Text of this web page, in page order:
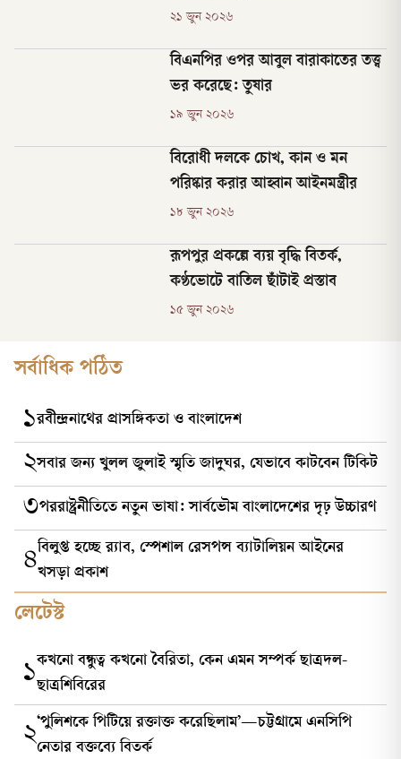
২১ জুন ২০২৬
বিএনপির ওপর আবুল বারাকাতের তত্ত্ব
ভর করেছে: তুষার
১৯ জুন ২০২৬
বিরোধী দলকে চোখ, কান ও মন
পরিষ্কার করার আহ্বান আইনমন্ত্রীর
১৮ জুন ২০২৬
রূপপুর প্রকল্পে ব্যয় বৃদ্ধি বিতর্ক,
কণ্ঠভোটে বাতিল ছাঁটাই প্রস্তাব
১৫ জুন ২০২৬
সর্বাধিক পঠিত
১রবীন্দ্রনাথের প্রাসঙ্গিকতা ও বাংলাদেশ
২সবার জন্য খুলল জুলাই স্মৃতি জাদুঘর, যেভাবে কাটবেন টিকিট
৩পররাষ্ট্রনীতিতে নতুন ভাষা: সার্বভৌম বাংলাদেশের দৃঢ় উচ্চারণ
৪বিলুপ্ত হচ্ছে র‍্যাব, স্পেশাল রেসপন্স ব্যাটালিয়ন আইনের
খসড়া প্রকাশ
লেটেস্ট
১কখনো বন্ধুত্ব কখনো বৈরিতা, কেন এমন সম্পর্ক ছাত্রদল-
ছাত্রশিবিরের
২‘পুলিশকে পিটিয়ে রক্তাক্ত করেছিলাম’—চট্টগ্রামে এনসিপি
নেতার বক্তব্যে বিতর্ক